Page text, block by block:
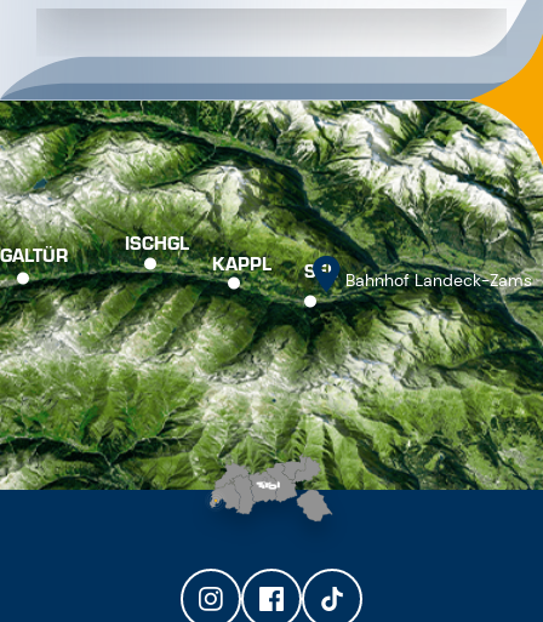
GALTÜR ISCHGL
KAPPL SEE Bahnhof Landeck-Zams